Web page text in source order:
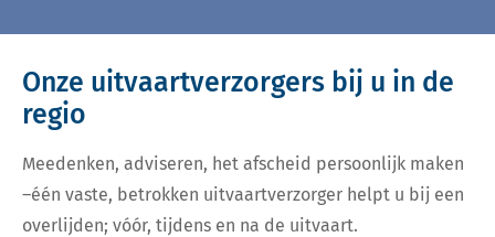
Onze uitvaartverzorgers bij u in de
regio
Meedenken, adviseren, het afscheid persoonlijk maken
–één vaste, betrokken uitvaartverzorger helpt u bij een
overlijden; vóór, tijdens en na de uitvaart.